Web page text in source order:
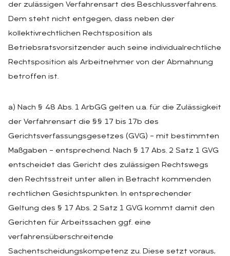
der zulässigen Verfahrensart des Beschlussverfahrens.
Dem steht nicht entgegen, dass neben der
kollektivrechtlichen Rechtsposition als
Betriebsratsvorsitzender auch seine individualrechtliche
Rechtsposition als Arbeitnehmer von der Abmahnung
betroffen ist.
a) Nach § 48 Abs. 1 ArbGG gelten u.a. für die Zulässigkeit
der Verfahrensart die §§ 17 bis 17b des
Gerichtsverfassungsgesetzes (GVG) – mit bestimmten
Maßgaben – entsprechend. Nach § 17 Abs. 2 Satz 1 GVG
entscheidet das Gericht des zulässigen Rechtswegs
den Rechtsstreit unter allen in Betracht kommenden
rechtlichen Gesichtspunkten. In entsprechender
Geltung des § 17 Abs. 2 Satz 1 GVG kommt damit den
Gerichten für Arbeitssachen ggf. eine
verfahrensüberschreitende
Sachentscheidungskompetenz zu. Diese setzt voraus,